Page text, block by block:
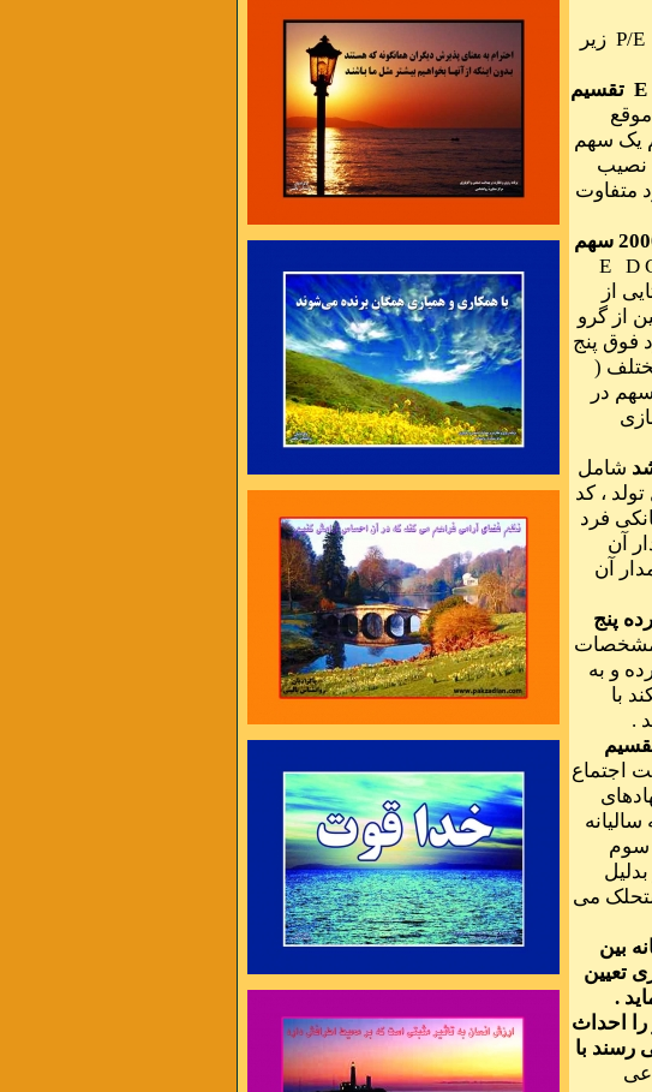
ایده و فکر ، برنامه ریزی و سازماندهی ، تلاش و کوشش ،
بحران یعنی فرصتی تازه
در برخورد با محیط تازه به خود فرصت دهیم ،
زمان به ما کمک خواهد کرد .
رسید مژده که ایام غم نخواهد ماند
چنان نمانده است و چنین هم نخواهد ماند
سینه از آتش دل در غم جانانه بسوخت
آتشی بود در این خانه که کاشانه بسوخت
تنم از واسطه دوری دلبر بگداخت
دور اندیشی آری ، دیر اندیشی نه !
P/E زیر
تقسیم
یک سهم
نصیب
متفاوت
9-به ازاء هر فرد پنج سند 4000 تایی در نظر می گیریم که مجموعا 20000 سهم
E D
فی المثل برای آقای حسین اخلاقی یک سند 4000 تایی از
از گرو
فوق پنج
مختلف (
مثل 4000 سهم در فولاد مبارکه ، 4000سهم در سیمان تهران ، 4000 سهم در
داروسازی
شامل
، کد
فرد
آن
آن
پنج
مشخصات
و به
با
.
اجتماع
پایین جامعه سالیانه
در صد سود را ، 20 درصد سوم
و 20 درصد آخر بدلیل
مستحلک می
بین
تعیین
.
را احداث
که به سن 18 سالگی می رسند با